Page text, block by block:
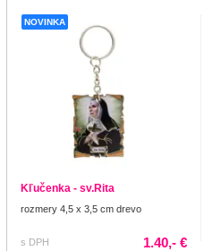
NOVINKA
Kľučenka - sv.Rita
rozmery 4,5 x 3,5 cm drevo
s DPH 1.40,- €